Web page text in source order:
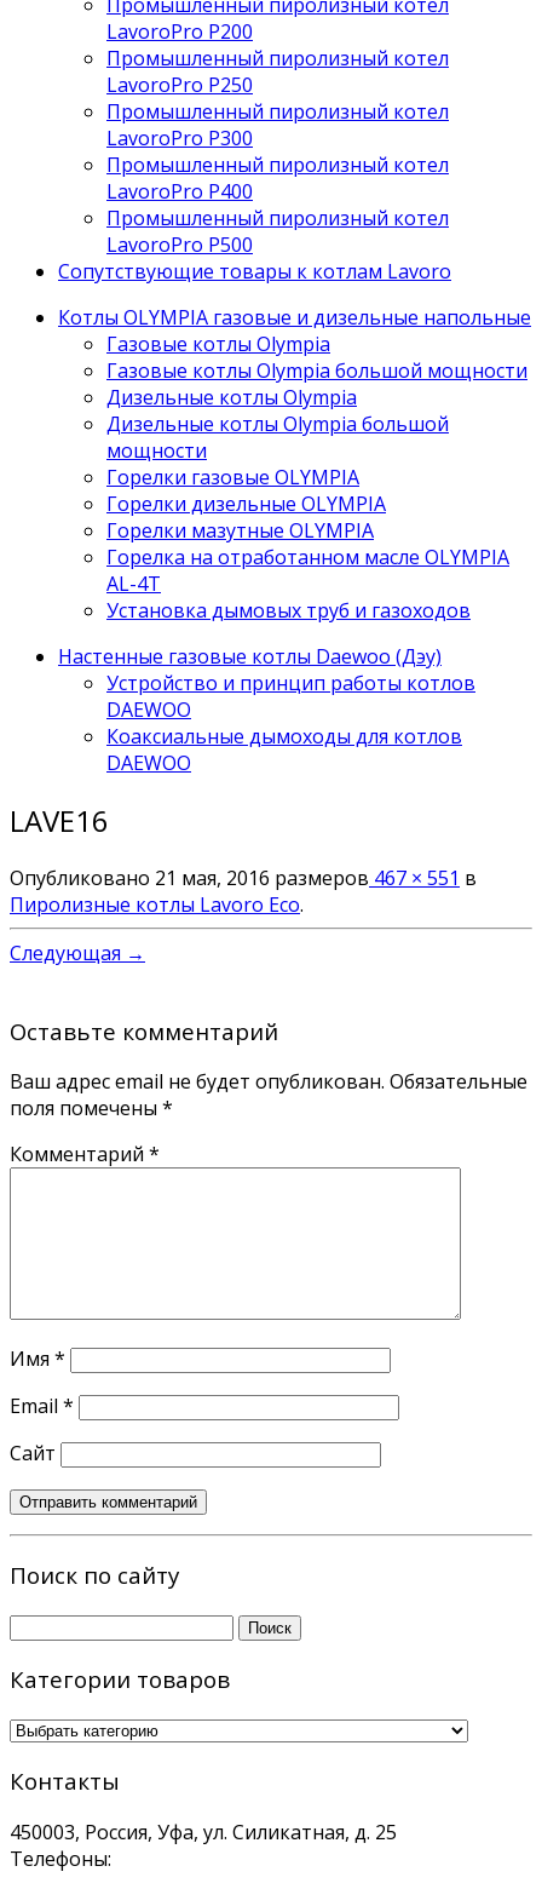
LavoroPro P200
Промышленный пиролизный котел
LavoroPro P250
Промышленный пиролизный котел
LavoroPro P300
Промышленный пиролизный котел
LavoroPro P400
Промышленный пиролизный котел
LavoroPro P500
Сопутствующие товары к котлам Lavoro
Котлы OLYMPIA газовые и дизельные напольные
Газовые котлы Olympia
Газовые котлы Olympia большой мощности
Дизельные котлы Olympia
Дизельные котлы Olympia большой
мощности
Горелки газовые OLYMPIA
Горелки дизельные OLYMPIA
Горелки мазутные OLYMPIA
Горелка на отработанном масле OLYMPIA
AL-4T
Установка дымовых труб и газоходов
Настенные газовые котлы Daewoo (Дэу)
Устройство и принцип работы котлов
DAEWOO
Коаксиальные дымоходы для котлов
DAEWOO
LAVE16
Опубликовано 21 мая, 2016 размеров 467 × 551 в
Пиролизные котлы Lavoro Eco.
Следующая →
Оставьте комментарий
Ваш адрес email не будет опубликован. Обязательные
поля помечены *
Комментарий *
Имя *
Email *
Сайт
Поиск по сайту
Категории товаров
Контакты
450003, Россия, Уфа, ул. Силикатная, д. 25
Телефоны: